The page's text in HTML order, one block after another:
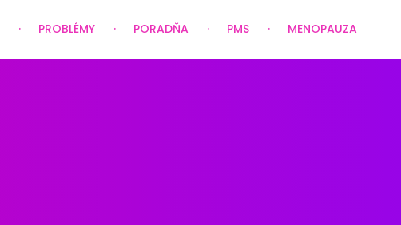
PROBLÉMY PORADŇA PMS MENOPAUZA